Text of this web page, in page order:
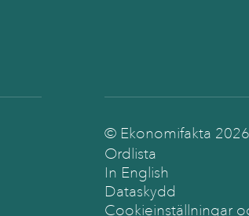
© Ekonomifakta 2026
Ordlista
In English
Dataskydd
Cookieinställningar